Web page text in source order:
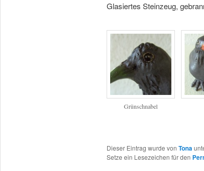
Glasiertes Steinzeug,
Grünschnabel
Dieser Eintrag wurde von Tona
Setze ein Lesezeichen für den